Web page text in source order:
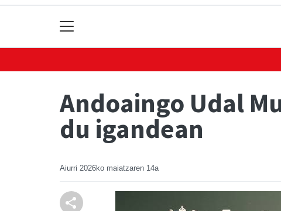
Andoaingo Udal
du igandean
Aiurri 2026ko maiatzaren 14a